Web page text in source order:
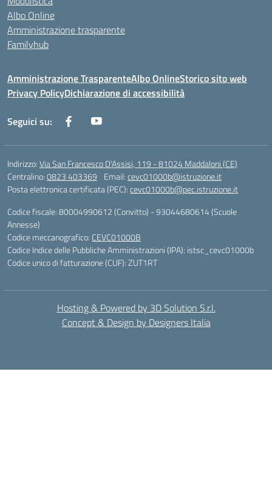
Albo Online
Amministrazione trasparente
Familyhub
Amministrazione TrasparenteAlbo OnlineStorico sito web
Privacy PolicyDichiarazione di accessibilità
Seguici su:
Indirizzo:Via San Francesco D'Assisi, 119 - 81024 Maddaloni (CE)
Centralino:0823 403369 Email:cevc01000b@istruzione.it
Posta elettronica certificata (PEC):cevc01000b@pec.istruzione.it
Codice fiscale: 80004990612 (Convitto) - 93044680614 (Scuole
Annesse)
Codice meccanografico: CEVC01000B
Codice Indice delle Pubbliche Amministrazioni (IPA): istsc_cevc01000b
Codice unico di fatturazione (CUF): ZUT1RT
Hosting & Powered by 3D Solution S.r.l.
Concept & Design by Designers Italia